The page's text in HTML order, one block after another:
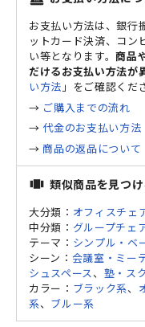
お支払い方法は、銀行
ットカード決済、コン
い等となります。商品
だけるお支払い方法が
い方法 」をご確認くだ
→ ご購入までの流れ
→代金のお支払い方法
→ 商品の返品について
view_carousel 類似商品を見つけ
大分類： オフィスチェ
中分類： グループチェ
テーマ： シンプル・ベ
シーン： 会議室・ミー
シュスペース 、 塾・ス
カラー： ブラック系、
系、 ブルー系